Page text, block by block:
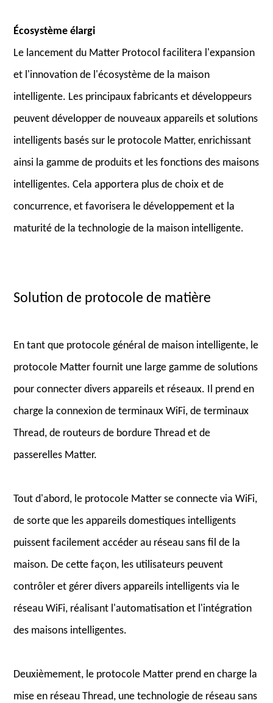
Écosystème élargi
Le lancement du Matter Protocol facilitera l'expansion
et l'innovation de l'écosystème de la maison
intelligente. Les principaux fabricants et développeurs
peuvent développer de nouveaux appareils et solutions
intelligents basés sur le protocole Matter, enrichissant
ainsi la gamme de produits et les fonctions des maisons
intelligentes. Cela apportera plus de choix et de
concurrence, et favorisera le développement et la
maturité de la technologie de la maison intelligente.
Solution de protocole de matière
En tant que protocole général de maison intelligente, le
protocole Matter fournit une large gamme de solutions
pour connecter divers appareils et réseaux. Il prend en
charge la connexion de terminaux WiFi, de terminaux
Thread, de routeurs de bordure Thread et de
passerelles Matter.
Tout d'abord, le protocole Matter se connecte via WiFi,
de sorte que les appareils domestiques intelligents
puissent facilement accéder au réseau sans fil de la
maison. De cette façon, les utilisateurs peuvent
contrôler et gérer divers appareils intelligents via le
réseau WiFi, réalisant l'automatisation et l'intégration
des maisons intelligentes.
Deuxièmement, le protocole Matter prend en charge la
mise en réseau Thread, une technologie de réseau sans